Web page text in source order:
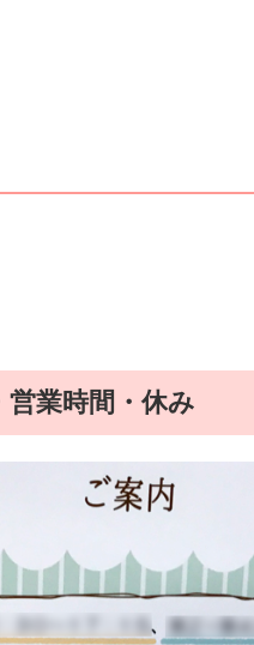
業時間・休み